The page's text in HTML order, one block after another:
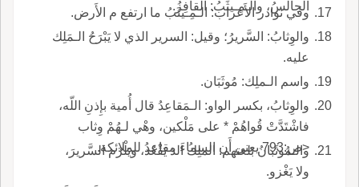
الجالسُ، والـمِـيثَبُ: القافِزُ.
وفي نوادر الأَعراب: الـمِـيثَبُ ما ارتفع م الأَرض.
والوِثابُ: السَّريرُ؛ وقيل: السرير الذي لا يَبْرَحُ الـمَلِك
عليه.
واسم الـملِك: مُوثَبَان.
والوِثابُ، بكسر الواو: الـمَقاعِدُ قال أُمية بإِذنِ اللّه،
فاشْتَدَّتْ قُواهُمْ * على مَلْكين، وهْي لـهُمْ وِثاب
<ص:793 يعني أَن السماءَ مقاعدُ للملائكة.
والـمُوثَبانُ بلغتهم: الملِكُ الذ يَقْعُد، ويَلْزَم السَّريرَ،
ولا يَغْزو.